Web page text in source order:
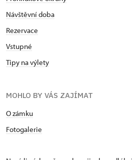
Návštěvní doba
Rezervace
Vstupné
Tipy na výlety
MOHLO BY VÁS ZAJÍMAT
O zámku
Fotogalerie